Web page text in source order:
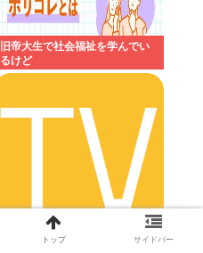
旧帝大生で社会福祉を学んでい
るけど
NHKの神アニメ
トップ サイドバー